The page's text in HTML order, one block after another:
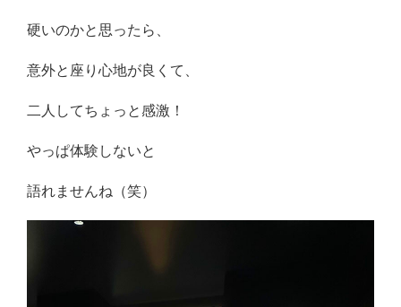
硬いのかと思ったら、
意外と座り心地が良くて、
二人してちょっと感激！
やっぱ体験しないと
語れませんね（笑）